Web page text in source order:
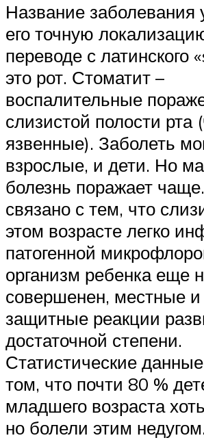
Название заболевания
его точную
переводе с латинского
это рот. Стоматит –
воспалительные
слизистой полости рта
язвенные). Заболеть
взрослые, и дети. Но
болезнь поражает
связано с тем, что
этом возрасте легко
патогенной
организм ребенка еще
совершенен, местные
защитные реакции
достаточной степени.
Статистические
том, что почти 80 %
младшего возраста
но болели этим